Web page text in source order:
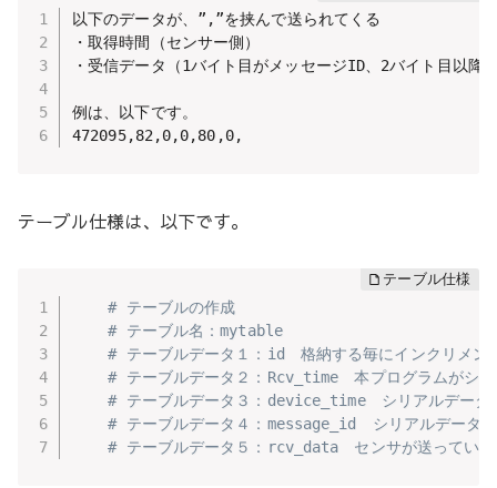
以下のデータが、”,”を挟んで送られてくる
・取得時間（センサー側）
・受信データ（1バイト目がメッセージID、2バイト目以降
例は、以下です。
テーブル仕様は、以下です。
# テーブルの作成
# テーブル名：mytable
# テーブルデータ１：id　格納する毎にインクリメン
# テーブルデータ２：Rcv_time　本プログラムがシ
# テーブルデータ３：device_time　シリアルデータ
# テーブルデータ４：message_id　シリアルデータ
# テーブルデータ５：rcv_data　センサが送ってい